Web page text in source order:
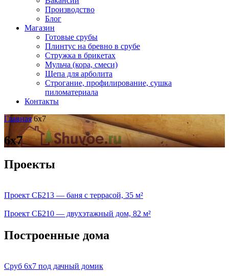
Производство
Блог
Магазин
Готовые срубы
Плинтус на бревно в срубе
Стружка в брикетах
Мульча (кора, смеси)
Щепа для арболита
Строгание, профилирование, сушка
пиломатериала
Контакты
Главная 6х7
6х7
Проекты
Проект СБ213 — баня с террасой, 35 м²
Проект СБ210 — двухэтажный дом, 82 м²
Построенные дома
Сруб 6х7 под дачный домик